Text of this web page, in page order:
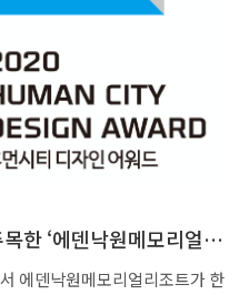
한 ‘에덴낙원메모리얼리
에덴낙원메모리얼리조트가 한